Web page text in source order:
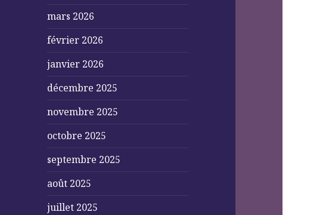
mars 2026
février 2026
janvier 2026
décembre 2025
novembre 2025
octobre 2025
septembre 2025
août 2025
juillet 2025